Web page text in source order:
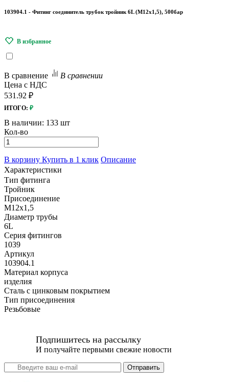
103904.1 - Фитинг соединитель трубок тройник 6L (М12х1,5), 500бар
В сравнение
В сравнении
Цена с НДС
531.92 ₽
ИТОГО: ₽
В наличии: 133 шт
Кол-во
В корзину Купить в 1 клик Описание
Характеристики
Тип фитинга
Тройник
Присоединение
M12x1,5
Диаметр трубы
6L
Серия фитингов
1039
Артикул
103904.1
Материал корпуса
изделия
Сталь с цинковым покрытием
Тип присоединения
Резьбовые
Подпишитесь на рассылку
И получайте первыми свежие новости
Отправить